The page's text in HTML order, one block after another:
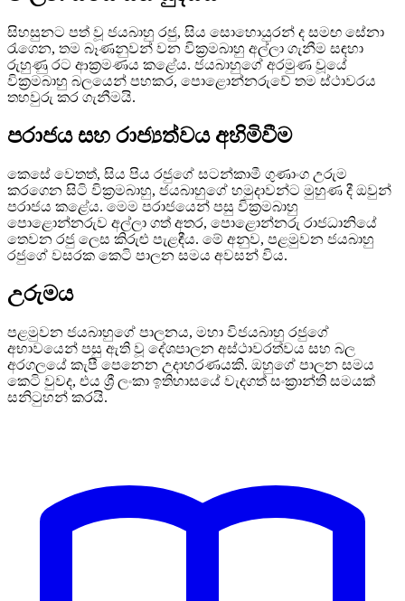
සිහසුනට පත් වූ ජයබාහු රජු, සිය සොහොයුරන් ද සමඟ සේනා
රැගෙන, තම බෑණනුවන් වන වික්‍රමබාහු අල්ලා ගැනීම සඳහා
රුහුණු රට ආක්‍රමණය කළේය. ජයබාහුගේ අරමුණ වූයේ
වික්‍රමබාහු බලයෙන් පහකර, පොළොන්නරුවේ තම ස්ථාවරය
තහවුරු කර ගැනීමයි.
පරාජය සහ රාජ්‍යත්වය අහිමිවීම
කෙසේ වෙතත්, සිය පිය රජුගේ සටන්කාමී ගුණාංග උරුම
කරගෙන සිටි වික්‍රමබාහු, ජයබාහුගේ හමුදාවන්ට මුහුණ දී ඔවුන්
පරාජය කළේය. මෙම පරාජයෙන් පසු වික්‍රමබාහු
පොළොන්නරුව අල්ලා ගත් අතර, පොළොන්නරු රාජධානියේ
තෙවන රජු ලෙස කිරුළු පැළඳීය. මේ අනුව, පළමුවන ජයබාහු
රජුගේ වසරක කෙටි පාලන සමය අවසන් විය.
උරුමය
පළමුවන ජයබාහුගේ පාලනය, මහා විජයබාහු රජුගේ
අභාවයෙන් පසු ඇති වූ දේශපාලන අස්ථාවරත්වය සහ බල
අරගලයේ කැපී පෙනෙන උදාහරණයකි. ඔහුගේ පාලන සමය
කෙටි වුවද, එය ශ්‍රී ලංකා ඉතිහාසයේ වැදගත් සංක්‍රාන්ති සමයක්
සනිටුහන් කරයි.